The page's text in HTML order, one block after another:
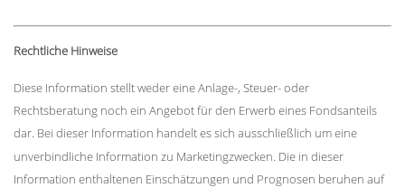
Rechtliche Hinweise
Diese Information stellt weder eine Anlage-, Steuer- oder
Rechtsberatung noch ein Angebot für den Erwerb eines Fondsanteils
dar. Bei dieser Information handelt es sich ausschließlich um eine
unverbindliche Information zu Marketingzwecken. Die in dieser
Information enthaltenen Einschätzungen und Prognosen beruhen auf